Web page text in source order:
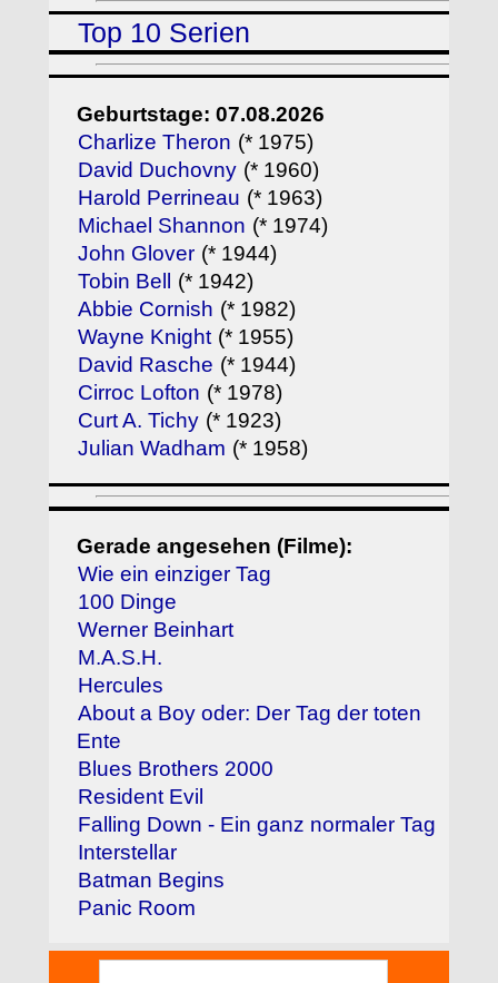
Top 10 Serien
Geburtstage: 07.08.2026
Charlize Theron (* 1975)
David Duchovny (* 1960)
Harold Perrineau (* 1963)
Michael Shannon (* 1974)
John Glover (* 1944)
Tobin Bell (* 1942)
Abbie Cornish (* 1982)
Wayne Knight (* 1955)
David Rasche (* 1944)
Cirroc Lofton (* 1978)
Curt A. Tichy (* 1923)
Julian Wadham (* 1958)
Gerade angesehen (Filme):
Wie ein einziger Tag
100 Dinge
Werner Beinhart
M.A.S.H.
Hercules
About a Boy oder: Der Tag der toten
Ente
Blues Brothers 2000
Resident Evil
Falling Down - Ein ganz normaler Tag
Interstellar
Batman Begins
Panic Room